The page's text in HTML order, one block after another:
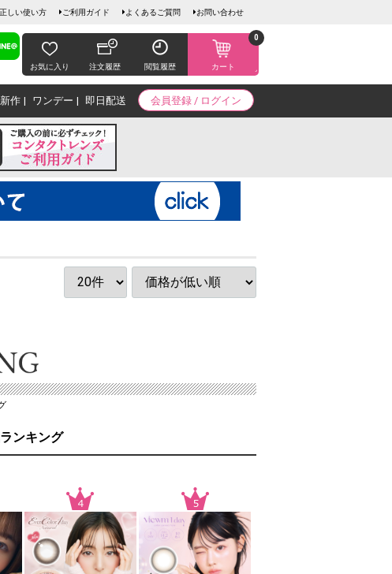
しい使い方 ご利用ガイド よくあるご質問 お問い合わせ
お気に入り 注文履歴 閲覧履歴 カート
0
会員登録 / ログイン
新作 ワンデー 即日配送
ンキング